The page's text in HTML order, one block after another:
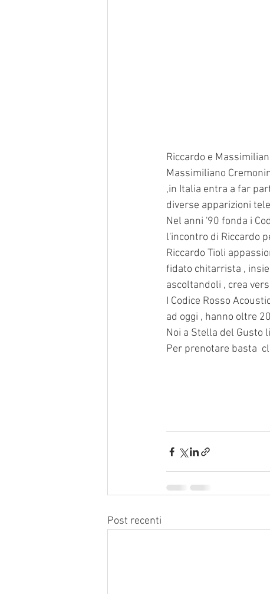
Riccardo e
Massimiliano
,in Italia entra a far
diverse apparizioni
Nel anni '90 fonda i
l'incontro di Riccardo
Riccardo Tioli
fidato chitarrista ,
ascoltandoli , crea
I Codice Rosso
ad oggi , hanno oltre
Noi a Stella del Gusto
Per prenotare basta
Post recenti